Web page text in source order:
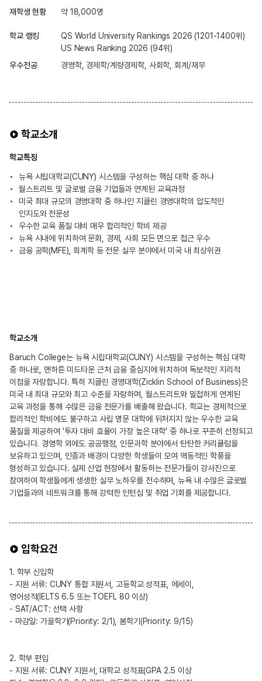
재학생 현황 약 18,000명
학교 랭킹
QS World University Rankings 2026 (1201-1400위)
US News Ranking 2026 (94위)
우수전공
경영학, 경제학/계량경제학, 사회학, 회계/재무
학교소개
학교특징
뉴욕 시립대학교(CUNY) 시스템을 구성하는 핵심 대학 중 하나
월스트리트 및 글로벌 금융 기업들과 연계된 교육과정
미국 최대 규모의 경영대학 중 하나인 지클린 경영대학의 압도적인
인지도와 전문성
우수한 교육 품질 대비 매우 합리적인 학비 제공
뉴욕 시내에 위치하여 문화, 경제, 사회 모든 면으로 접근 우수
금융 공학(MFE), 회계학 등 전문 실무 분야에서 미국 내 최상위권
학교소개
Baruch College는 뉴욕 시립대학교(CUNY) 시스템을 구성하는 핵심 대학
중 하나로, 맨하튼 미드타운 근처 금융 중심지에 위치하여 독보적인 지리적
이점을 자랑합니다. 특히 지클린 경영대학(Zicklin School of Business)은
미국 내 최대 규모와 최고 수준을 자랑하며, 월스트리트와 밀접하게 연계된
교육 과정을 통해 수많은 금융 전문가를 배출해 왔습니다. 학교는 경제적으로
합리적인 학비에도 불구하고 사립 명문 대학에 뒤처지지 않는 우수한 교육
품질을 제공하여 '투자 대비 효율이 가장 높은 대학' 중 하나로 꾸준히 선정되고
있습니다. 경영학 외에도 공공행정, 인문과학 분야에서 탄탄한 커리큘럼을
보유하고 있으며, 인종과 배경이 다양한 학생들이 모여 역동적인 학풍을
형성하고 있습니다. 실제 산업 현장에서 활동하는 전문가들이 강사진으로
참여하여 학생들에게 생생한 실무 노하우를 전수하며, 뉴욕 내 수많은 글로벌
기업들과의 네트워크를 통해 강력한 인턴십 및 취업 기회를 제공합니다.
입학요건
1. 학부 신입학
- 지원 서류: CUNY 통합 지원서, 고등학교 성적표, 에세이,
영어성적(IELTS 6.5 또는 TOEFL 80 이상)
- SAT/ACT: 선택 사항
- 마감일: 가을학기(Priority: 2/1), 봄학기(Priority: 9/15)
2. 학부 편입
- 지원 서류: CUNY 지원서, 대학교 성적표(GPA 2.5 이상